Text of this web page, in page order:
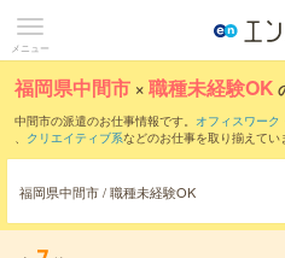
メニュー
福岡県中間市 ×職種未経験OK
中間市の派遣のお仕事情報です。 オフィスワーク
、 クリエイティブ系などのお仕事を取り揃えて
福岡県中間市 / 職種未経験OK